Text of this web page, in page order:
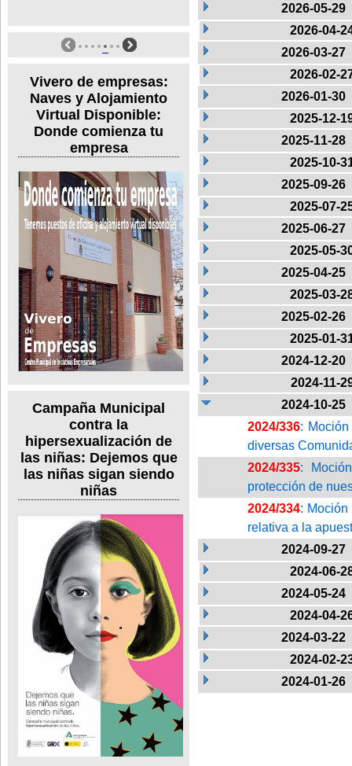
Vivero de empresas:
Naves y Alojamiento
Virtual Disponible:
Donde comienza tu
empresa
Campaña Municipal
contra la
hipersexualización de
las niñas: Dejemos que
las niñas sigan siendo
niñas
2026-05-29
2026-04-
2026-03-27
2026-02-
2026-01-30
2025-12-
2025-11-28
2025-10-
2025-09-26
2025-07-
2025-06-27
2025-05-
2025-04-25
2025-03-
2025-02-26
2025-01-
2024-12-20
2024-11-
2024-10-25
2024/336:
diversas
2024/335:
protección de
2024/334:
relativa a la
2024-09-27
2024-06-
2024-05-24
2024-04-
2024-03-22
2024-02-
2024-01-26